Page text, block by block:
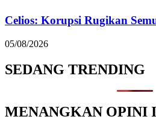
Celios: Korupsi Rugikan
05/08/2026
SEDANG TRENDING
MENANGKAN OPINI